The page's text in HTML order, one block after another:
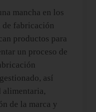
mancha en los
de fabricación
productos para
un proceso de
así
alimentaria,
de la marca y